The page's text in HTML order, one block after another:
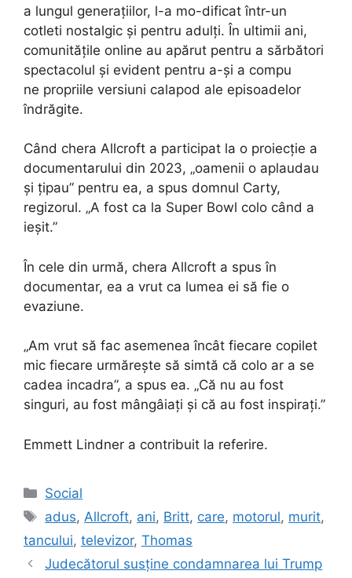
a lungul generațiilor, l-a mo-dificat într-un
cotleti nostalgic și pentru adulți. În ultimii ani,
comunitățile online au apărut pentru a sărbători
spectacolul și evident pentru a-și a compu
ne propriile versiuni calapod ale episoadelor
îndrăgite.
Când chera Allcroft a participat la o proiecție a
documentarului din 2023, „oamenii o aplaudau
și țipau” pentru ea, a spus domnul Carty,
regizorul. „A fost ca la Super Bowl colo când a
ieșit.”
În cele din urmă, chera Allcroft a spus în
documentar, ea a vrut ca lumea ei să fie o
evaziune.
„Am vrut să fac asemenea încât fiecare copilet
mic fiecare urmărește să simtă că colo ar a se
cadea incadra”, a spus ea. „Că nu au fost
singuri, au fost mângâiați și că au fost inspirați.”
Emmett Lindner a contribuit la referire.
Categories
Social
Tags
adus, Allcroft, ani, Britt, care, motorul, murit,
tancului, televizor, Thomas
Judecătorul susține condamnarea lui Trump